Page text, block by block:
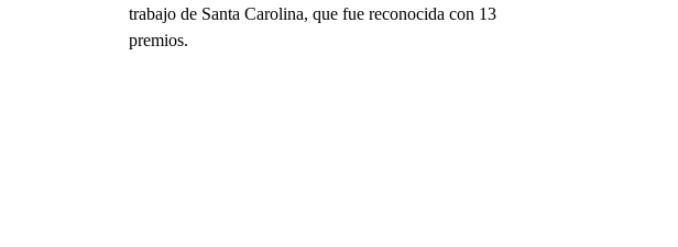
trabajo de Santa Carolina, que fue reconocida con 13
premios.